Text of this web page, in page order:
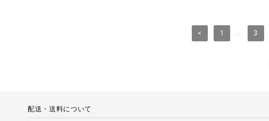
< 1 ... 3
配送・送料について